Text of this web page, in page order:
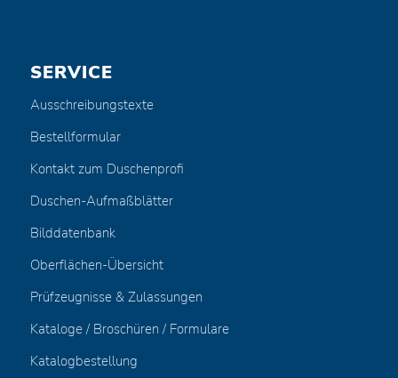
SERVICE
Ausschreibungstexte
Bestellformular
Kontakt zum Duschenprofi
Duschen-Aufmaßblätter
Bilddatenbank
Oberflächen-Übersicht
Prüfzeugnisse & Zulassungen
Kataloge / Broschüren / Formulare
Katalogbestellung